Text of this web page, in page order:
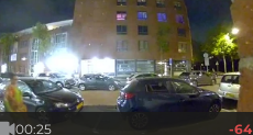
00:25 -64